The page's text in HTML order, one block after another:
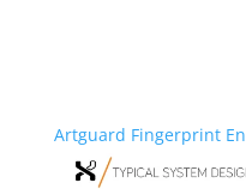
Artguard Fingerprint